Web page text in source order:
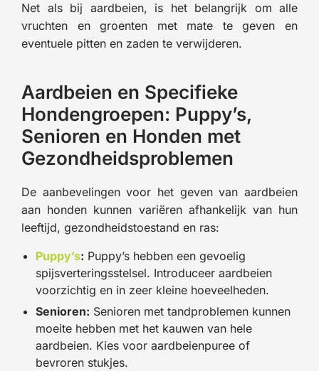
Net als bij aardbeien, is het belangrijk om alle
vruchten en groenten met mate te geven en
eventuele pitten en zaden te verwijderen.
Aardbeien en Specifieke
Hondengroepen: Puppy’s,
Senioren en Honden met
Gezondheidsproblemen
De aanbevelingen voor het geven van aardbeien
aan honden kunnen variëren afhankelijk van hun
leeftijd, gezondheidstoestand en ras:
Puppy’s: Puppy’s hebben een gevoelig
spijsverteringsstelsel. Introduceer aardbeien
voorzichtig en in zeer kleine hoeveelheden.
Senioren: Senioren met tandproblemen kunnen
moeite hebben met het kauwen van hele
aardbeien. Kies voor aardbeienpuree of
bevroren stukjes.